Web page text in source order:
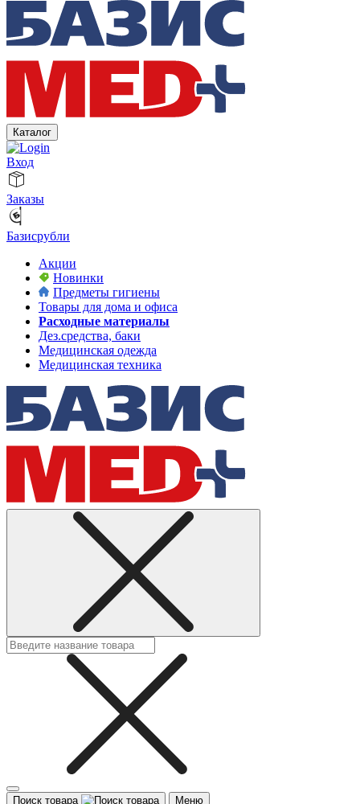
Каталог
Вход
Заказы
Базисрубли
Акции
Новинки
Предметы гигиены
Товары для дома и офиса
Расходные материалы
Дез.средства, баки
Медицинская одежда
Медицинская техника
Поиск товара Меню